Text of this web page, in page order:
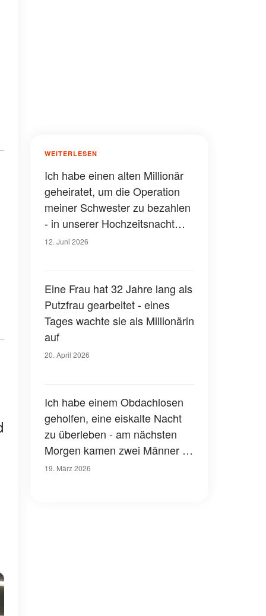
WEITERLESEN
Ich habe einen alten Millionär
geheiratet, um die Operation
meiner Schwester zu bezahlen
- in unserer Hochzeitsnacht
sagte er: "Deine Schwester ist
12. Juni 2026
Eine Frau hat 32 Jahre lang als
Putzfrau gearbeitet - eines
Tages wachte sie als Millionärin
auf
20. April 2026
Ich habe einem Obdachlosen
geholfen, eine eiskalte Nacht
zu überleben - am nächsten
Morgen kamen zwei Männer in
einem großen Auto zu mir
19. März 2026